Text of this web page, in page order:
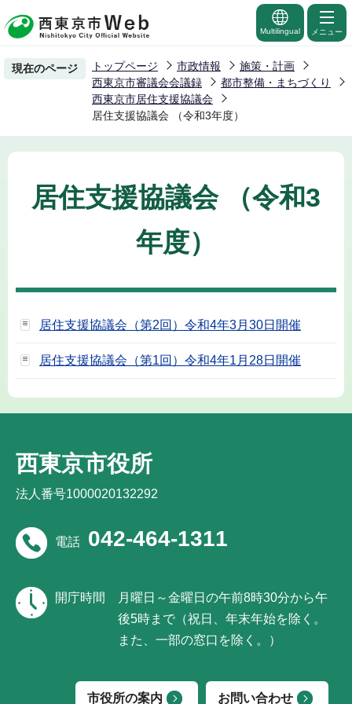
の
ー
先
頭
Multilingual メニュー
現在のページ トップページ 市政情報
施策・計画
西東京市審議会会議録
都市整備・まちづくり
西東京市居住支援協議会
居住支援協議会 （令和3年度）
居住支援協議会 （令和3
年度）
居住支援協議会（第2回）令和4年3月30日開催
居住支援協議会（第1回）令和4年1月28日開催
西東京市役所
法人番号1000020132292
電話 042-464-1311
開庁時間
月曜日～金曜日の午前8時30分から午
後5時まで（祝日、年末年始を除く。
また、一部の窓口を除く。）
市役所の案内 お問い合わせ